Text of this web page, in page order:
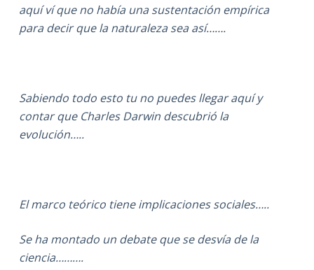
aquí ví que no había una sustentación empírica
para decir que la naturaleza sea así…….
Sabiendo todo esto tu no puedes llegar aquí y
contar que Charles Darwin descubrió la
evolución…..
El marco teórico tiene implicaciones sociales…..
Se ha montado un debate que se desvía de la
ciencia……….